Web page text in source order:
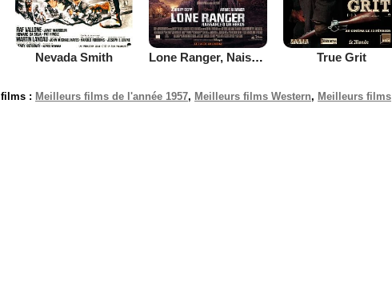
Nevada Smith Lone Ranger, Naissance d'un héros True Grit
: Meilleurs films de l'année 1957, Meilleurs films Western, Meilleurs films